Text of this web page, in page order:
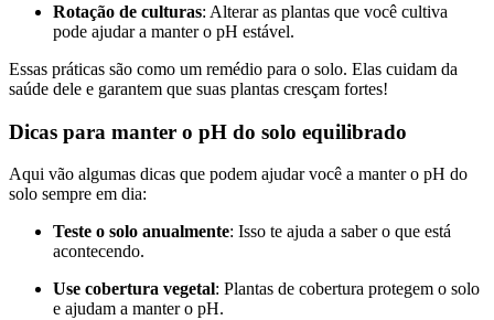
Rotação de culturas: Alterar as plantas que você cultiva
pode ajudar a manter o pH estável.
Essas práticas são como um remédio para o solo. Elas cuidam da
saúde dele e garantem que suas plantas cresçam fortes!
Dicas para manter o pH do solo equilibrado
Aqui vão algumas dicas que podem ajudar você a manter o pH do
solo sempre em dia:
Teste o solo anualmente: Isso te ajuda a saber o que está
acontecendo.
Use cobertura vegetal: Plantas de cobertura protegem o solo
e ajudam a manter o pH.